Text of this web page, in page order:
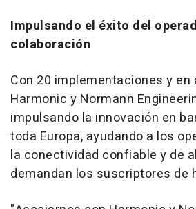
Impulsando el éxito del
colaboración
Con 20 implementaciones y en
Harmonic y Normann
impulsando la innovación en
toda Europa, ayudando a los
la conectividad confiable y de
demandan los suscriptores de